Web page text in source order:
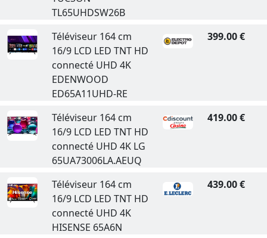
TL65UHDSW26B
Téléviseur 164 cm
16/9 LCD LED TNT HD
connecté UHD 4K
EDENWOOD
ED65A11UHD-RE
399.00 €
Téléviseur 164 cm
16/9 LCD LED TNT HD
connecté UHD 4K LG
65UA73006LA.AEUQ
419.00 €
Téléviseur 164 cm
16/9 LCD LED TNT HD
connecté UHD 4K
HISENSE 65A6N
439.00 €